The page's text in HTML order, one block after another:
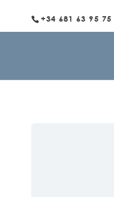
+34 681 63 95 75